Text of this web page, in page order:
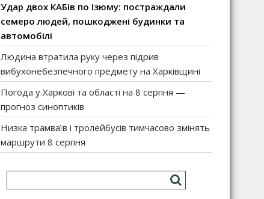
Удар двох КАБів по Ізюму: постраждали
семеро людей, пошкоджені будинки та
автомобілі
Людина втратила руку через підрив
вибухонебезпечного предмету на Харківщині
Погода у Харкові та області на 8 серпня —
прогноз синоптиків
Низка трамваїв і тролейбусів тимчасово змінять
маршрути 8 серпня